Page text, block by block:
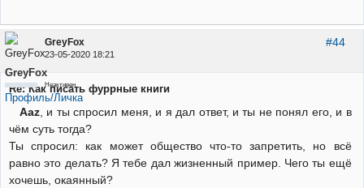
#44
GreyFox
23-05-2020 18:21
GreyFox
Неактивен
Профиль/Личка
Re: Как писать фуррные книги
Aaz, и ты спросил меня, и я дал ответ, и ты не понял его, и в
чём суть тогда?
Ты спросил: как может общество что-то запретить, но всё
равно это делать? Я тебе дал жизненный пример. Чего ты ещё
хочешь, окаянный?